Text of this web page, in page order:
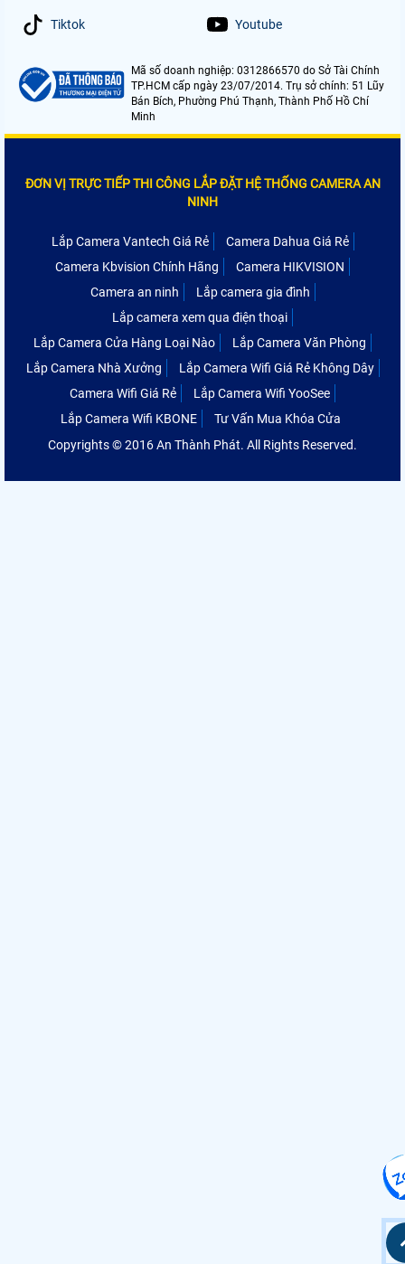
Tiktok Youtube
Mã số doanh nghiệp: 0312866570 do Sở Tài Chính
TP.HCM cấp ngày 23/07/2014. Trụ sở chính: 51 Lũy
Bán Bích, Phường Phú Thạnh, Thành Phố Hồ Chí
Minh
ĐƠN VỊ TRỰC TIẾP THI CÔNG LẮP ĐẶT HỆ THỐNG CAMERA AN
NINH
Lắp Camera Vantech Giá Rẻ
Camera Dahua Giá Rẻ
Camera Kbvision Chính Hãng
Camera HIKVISION
Camera an ninh
Lắp camera gia đình
Lắp camera xem qua điện thoại
Lắp Camera Cửa Hàng Loại Nào
Lắp Camera Văn Phòng
Lắp Camera Nhà Xưởng
Lắp Camera Wifi Giá Rẻ Không Dây
Camera Wifi Giá Rẻ
Lắp Camera Wifi YooSee
Lắp Camera Wifi KBONE
Tư Vấn Mua Khóa Cửa
Copyrights © 2016 An Thành Phát. All Rights Reserved.